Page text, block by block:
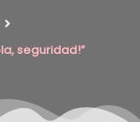
seguridad!”